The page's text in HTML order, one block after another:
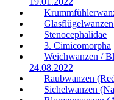
Stenocephalidae
3. Cimicomorpha
Weichwanzen /
24.08.2022
Raubwanzen
Sichelwanzen